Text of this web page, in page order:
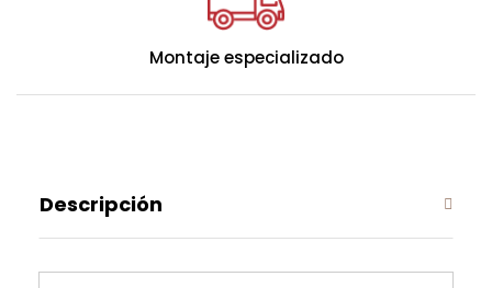
Montaje especializado
Descripción